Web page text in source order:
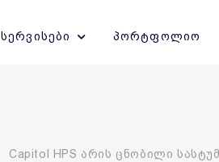
სერვისები პორტფოლიო
Capitol HPS არის ცნობილი